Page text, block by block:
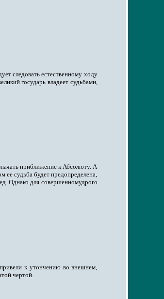
следовать естественному ходу
государь владеет судьбами,
приближение к Абсолюту. А
ее судьба будет предопределена,
Однако для совершенномудрого
к утончению во внешнем,
чертой.